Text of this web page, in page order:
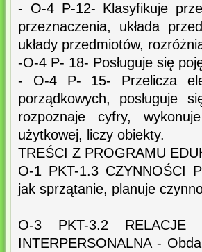
- O-4 P-12- Klasyfikuje
przeznaczenia, układa
układy przedmiotów,
-O-4 P- 18- Posługuje się
- O-4 P- 15- Przelicza
porządkowych, posługuje
rozpoznaje cyfry,
użytkowej, liczy obiekty.
TREŚCI Z PROGRAMU
O-1 PKT-1.3 CZYNNOŚCI
jak sprzątanie, planuje
O-3 PKT-3.2 RELACJE
INTERPERSONALNA -